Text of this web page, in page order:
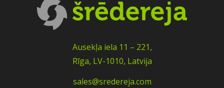
Ausekļa iela 11 – 221,
Rīga, LV-1010, Latvija
sales@sredereja.com